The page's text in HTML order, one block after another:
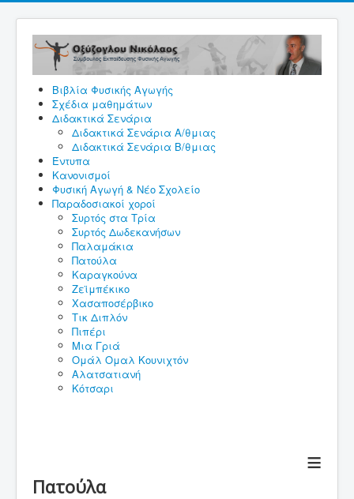
Βιβλία Φυσικής Αγωγής
Σχέδια μαθημάτων
Διδακτικά Σενάρια
Διδακτικά Σενάρια A/θμιας
Διδακτικά Σενάρια Β/θμιας
Έντυπα
Κανονισμοί
Φυσική Αγωγή & Νέο Σχολείο
Παραδοσιακοί χοροί
Συρτός στα Τρία
Συρτός Δωδεκανήσων
Παλαμάκια
Πατούλα
Καραγκούνα
Ζεϊμπέκικο
Χασαποσέρβικο
Τικ Διπλόν
Πιπέρι
Μια Γριά
Ομάλ Ομαλ Κουνιχτόν
Αλατσατιανή
Κότσαρι
≡
Πατούλα